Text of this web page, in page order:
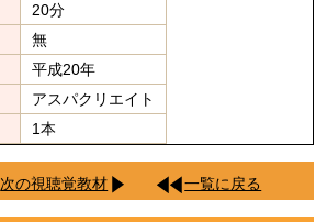
20分
無
平成20年
アスパクリエイト
1本
次の視聴覚教材 一覧に戻る